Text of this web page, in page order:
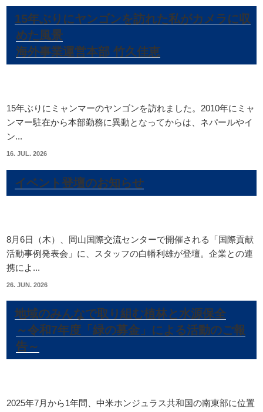
15年ぶりにヤンゴンを訪れた私がカメラに収
めた風景
海外事業運営本部 竹久佳恵
15年ぶりにミャンマーのヤンゴンを訪れました。2010年にミャ
ンマー駐在から本部勤務に異動となってからは、ネパールやイ
ン...
16. JUL. 2026
イベント登壇のお知らせ
8月6日（木）、岡山国際交流センターで開催される「国際貢献
活動事例発表会」に、スタッフの白幡利雄が登壇。企業との連
携によ...
26. JUN. 2026
地域のみんなで取り組む植林と水源保全
～令和7年度「緑の募金」による活動のご報
告～
2025年7月から1年間、中米ホンジュラス共和国の南東部に位置